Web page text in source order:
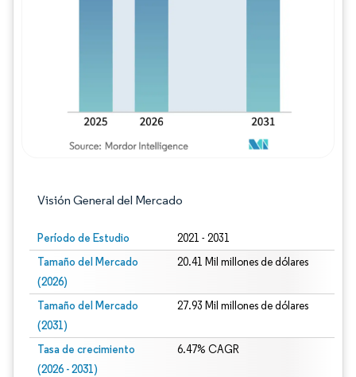
Visión General del Mercado
Período de Estudio 2021 - 2031
Tamaño del Mercado
(2026)
20.41 Mil millones de dólares
Tamaño del Mercado
(2031)
27.93 Mil millones de dólares
Tasa de crecimiento
(2026 - 2031)
6.47% CAGR